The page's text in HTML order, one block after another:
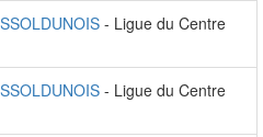
- Ligue du Centre
- Ligue du Centre